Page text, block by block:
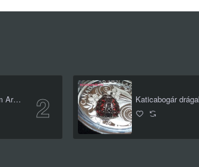
Platina 1 gramm Argor-Heraeus (svájci)